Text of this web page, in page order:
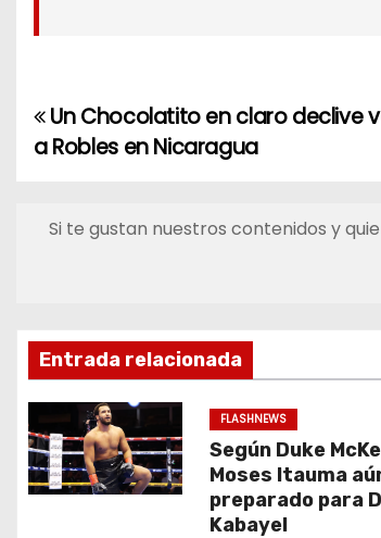
N
v
a
c
i
ó
Un Chocolatito en claro declive
a Robles en Nicaragua
Si te gustan nuestros contenidos y
Entrada relacionada
FLASHNEWS
Según Duke
Moses Itauma
preparado para
Kabayel